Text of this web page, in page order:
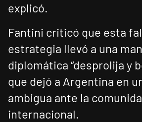
explicó.
Fantini criticó que esta
estrategia llevó a una
diplomática “desprolija y
que dejó a Argentina en
ambigua ante la
internacional.